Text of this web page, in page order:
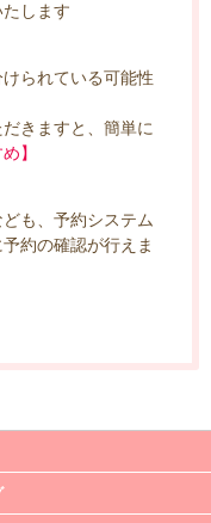
します
られている可能性
きますと、簡単に
】
も、予約システム
約の確認が行えま